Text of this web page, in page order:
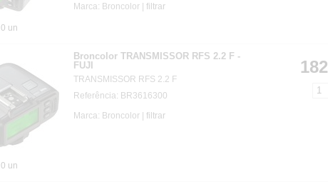
0 un
Marca: Broncolor | filtrar
0 un
Broncolor TRANSMISSOR RFS 2.2 F -
FUJI
TRANSMISSOR RFS 2.2 F
Referência: BR3616300
Marca: Broncolor | filtrar